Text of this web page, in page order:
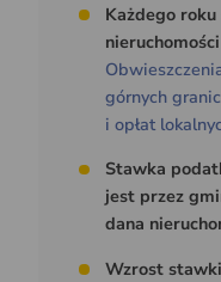
Każdego
górnych
i opłat
Stawka
jest przez
dana
Wzrost